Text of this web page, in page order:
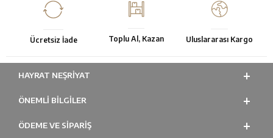
Ücretsiz İade Toplu Al, Kazan Uluslararası Kargo
HAYRAT NEŞRIYAT
ÖNEMLI BILGILER
ÖDEME VE SİPARİŞ